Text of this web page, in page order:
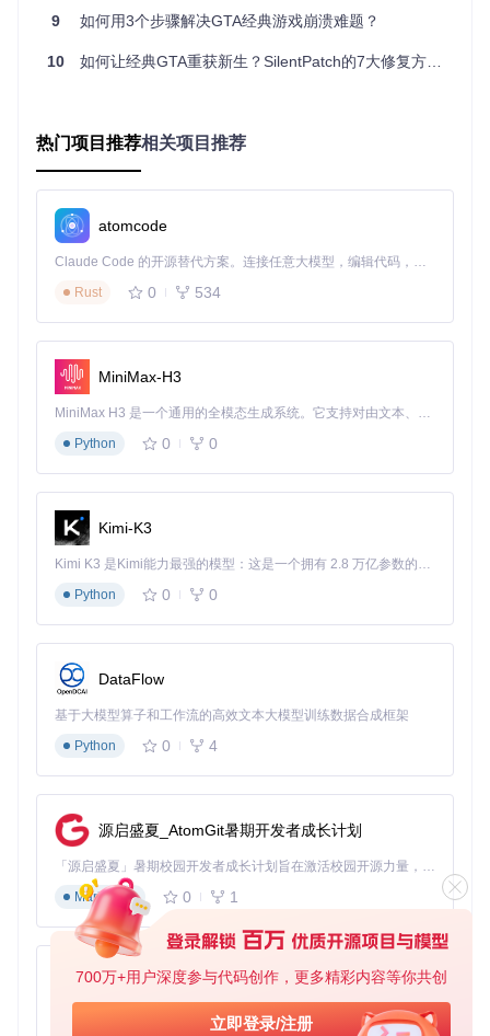
700万+用户深度参与代码创作，更多精彩内容等你共创
立即登录/注册
关键修复技术
SilentPatch采用底层代码注入技术，针对游戏引擎进行针对性
中逐渐增加的内存占用
线程同步改进
除随机崩溃
输入处理修复
下的操作延迟
图形增强效果
虽然SilentPatch不改变游戏原始画面风格，但修复了PC版特
恢复PS2版本的太阳光晕效果，增强画面氛围
修复抗锯齿启用时的镜面反射错误
确保MSAA选项正确显示2x到16x的抗锯齿级别
INI配置自定义
通过修改Config目录下的对应INI文件（SilentPatchIII.ini/Silent
[Fixes]
FixGymInfiniteLoop=1
FixMountainCloudBoysSoftlock=1
多显示器用户配置
对于使用多显示器的玩家，SilentPatch解决了两个关键问题：
进入高级显示选项时的程序崩溃
游戏窗口在多显示器间切换的位置记忆问题
性能调优建议
启用垂直同步减少画面撕裂
使用帧限制器保持稳定30FPS，避免高帧率导致的物理引擎
配置合适的纹理过滤选项，平衡画质与性能
常见问题排查
游戏无法启动：检查游戏版本是否为1.0、Steam或RGL版
本，确保运行库已安装
图形异常：更新显卡驱动至最新版本，在INI文件中禁用高
级图形特性
保存问题：确保游戏目录有写入权限，关闭UAC对游戏进程
9 如何用3个步骤解决GTA经典游戏崩溃难题？
10 如何让经典GTA重获新生？SilentPatch的7大修复方案彻底解决游戏崩溃难题
热门项目推荐相关项目推荐
atomcode
Claude Code 的开源替代方案。连接任意大模型，编辑代码，运行命令，自动验证 — 全自动执行。用 Rust 构建，极致性能。 ｜ An open-source alternative to Claude Code. Connect any LLM, edit code, run commands, and verify changes — autonomously. Built in Rust for speed. Get Started
Rust
0 534
MiniMax-H3
MiniMax H3 是一个通用的全模态生成系统。它支持对由文本、图像、视频和音频组成的多模态上下文进行统一理解，并能生成分辨率高达 2K、时长可达 15 秒的带原生立体声音频的视频。得益于面向任务泛化的系统设计，H3 在预训练阶段就已具备广泛的多模态上下文理解与生成能力，能够出色地执行复杂的多模态指令。
Python
0 0
Kimi-K3
Kimi K3 是Kimi能力最强的模型：这是一个拥有 2.8 万亿参数的混合专家（MoE）模型，具备原生视觉理解能力，并支持 100 万 token 的上下文窗口。
Python
0 0
DataFlow
基于大模型算子和工作流的高效文本大模型训练数据合成框架
Python
0 4
源启盛夏_AtomGit暑期开发者成长计划
「源启盛夏」暑期校园开发者成长计划旨在激活校园开源力量，通过积分激励、认证扶持、资源倾斜等形式，引导高校组织和开发者完成「入驻 — 建项目 — 做贡献 — 获认证 — 得资源」的完整闭环。无论你是想带领社团入驻平台的组织者，还是希望用代码贡献证明自己的开发者，都能在这里找到属于你的成长路径。
Markdown
0 1
py-xiaozhi
基于Python的Xiaozhi AI，适用于想要完整Xiaozhi体验而无需拥有专用硬件的用户。